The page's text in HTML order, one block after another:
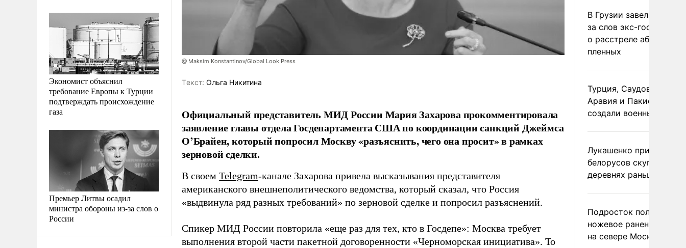
Экономист объяснил
требование Европы к Турции
подтверждать происхождение
газа
Премьер Литвы осадил
министра обороны из-за слов о
России
@ Maksim Konstantinov/Global Look Press
Tекст: Ольга Никитина
Официальный представитель МИД России Мария Захарова прокомментировала
заявление главы отдела Госдепартамента США по координации санкций Джеймса
О’Брайен, который попросил Москву «разъяснить, чего она просит» в рамках
зерновой сделки.
В своем Telegram-канале Захарова привела высказывания представителя
американского внешнеполитического ведомства, который сказал, что Россия
«выдвинула ряд разных требований» по зерновой сделке и попросил разъяснений.
Спикер МИД России повторила «еще раз для тех, кто в Госдепе»: Москва требует
выполнения второй части пакетной договоренности «Черноморская инициатива». То
В Грузии завели дело
за слов экс-
о расстреле абхазских
пленных
Турция, Саудовская
Аравия и Пакистан
создали военный союз
Лукашенко призвал
белорусов скупать
деревнях раньше
Подросток получил
ножевое ранение в
на севере Москвы